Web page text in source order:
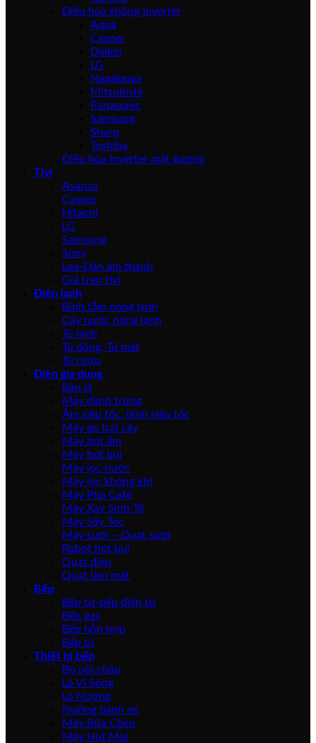
Điều hòa không Inverter
Aqua
Casper
Daikin
LG
Nagakawa
Mitsubishi
Panasonic
Samsung
Sharp
Toshiba
Điều hòa Inverter mặt gương
Tivi
Asanzo
Casper
Hitachi
LG
Samsung
Sony
Loa-Dàn âm thanh
Giá treo tivi
Điện lạnh
Bình tắm nóng lạnh
Cây nước nóng lạnh
Tủ lạnh
Tủ đông, Tủ mát
Tủ rượu
Điện gia dụng
Bàn là
Máy đánh trứng
Ấm siêu tốc, bình siêu tốc
Máy ép trái cây
Máy hút ẩm
Máy hút bụi
Máy lọc nước
Máy lọc không khí
Máy Pha Café
Máy Xay Sinh Tố
Máy Sấy Tóc
Máy sưởi – Quạt sưởi
Robot hút bụi
Quạt điện
Quạt làm mát
Bếp
Bếp từ-bếp điện từ
Bếp gas
Bếp hỗn hợp
Bếp tủ
Thiết bị bếp
Bộ nồi chảo
Lò Vi Sóng
Lò Nướng
Nướng bánh mì
Máy Rửa Chén
Máy Hút Mùi